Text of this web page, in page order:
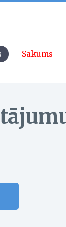
Sākums